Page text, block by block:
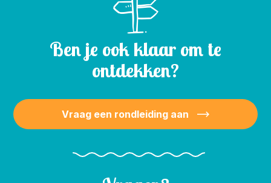
Ben je ook klaar om te
ontdekken?
Vraag een rondleiding aan